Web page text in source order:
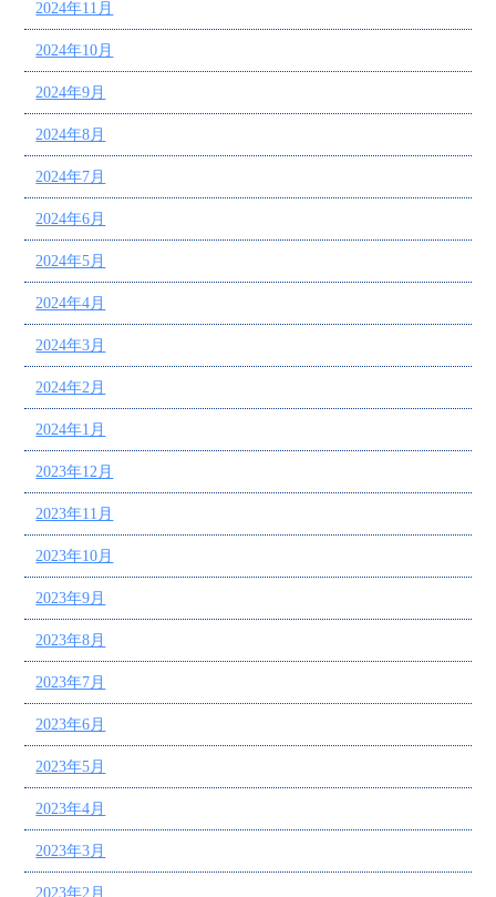
2024年11月
2024年10月
2024年9月
2024年8月
2024年7月
2024年6月
2024年5月
2024年4月
2024年3月
2024年2月
2024年1月
2023年12月
2023年11月
2023年10月
2023年9月
2023年8月
2023年7月
2023年6月
2023年5月
2023年4月
2023年3月
2023年2月